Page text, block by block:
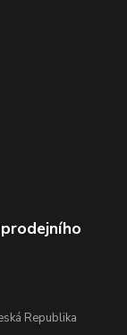
Republika